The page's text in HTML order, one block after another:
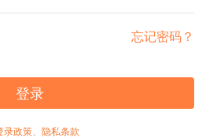
忘记密码？
登录
录政策、 隐私条款